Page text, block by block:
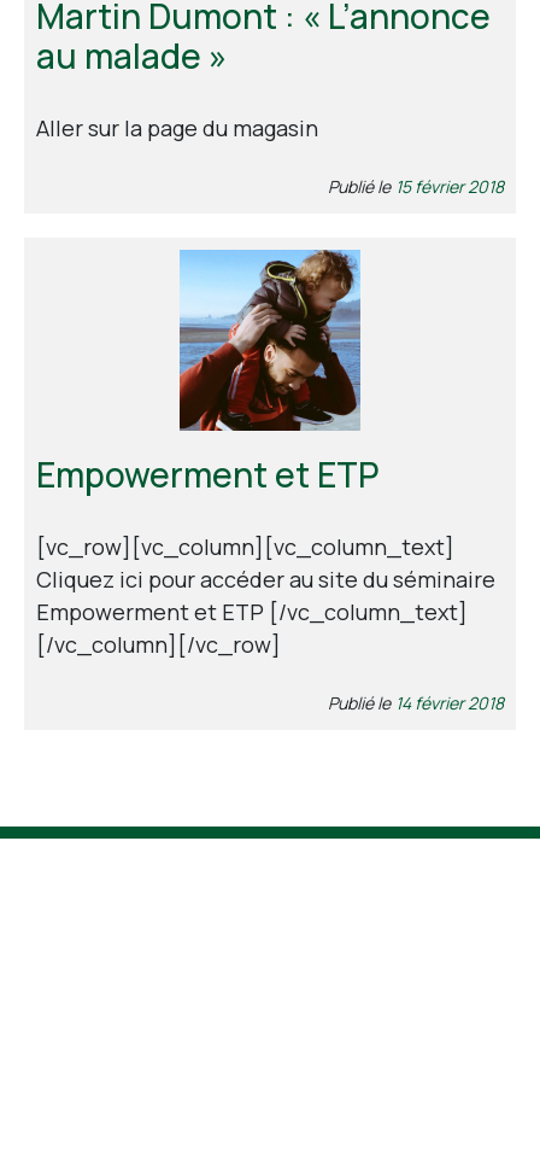
Martin Dumont : « L’annonce
au malade »
Aller sur la page du magasin
Publié le 15 février 2018
Empowerment et ETP
[vc_row][vc_column][vc_column_text]
Cliquez ici pour accéder au site du séminaire
Empowerment et ETP [/vc_column_text]
[/vc_column][/vc_row]
Publié le 14 février 2018